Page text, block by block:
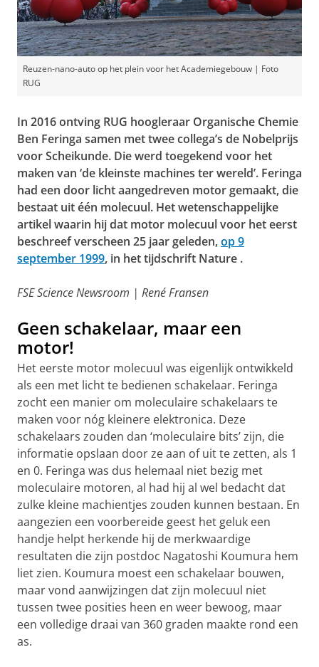
Reuzen-nano-auto op het plein voor het Academiegebouw | Foto
RUG
In 2016 ontving RUG hoogleraar Organische Chemie
Ben Feringa samen met twee collega’s de Nobelprijs
voor Scheikunde. Die werd toegekend voor het
maken van ‘de kleinste machines ter wereld’. Feringa
had een door licht aangedreven motor gemaakt, die
bestaat uit één molecuul. Het wetenschappelijke
artikel waarin hij dat motor molecuul voor het eerst
beschreef verscheen 25 jaar geleden,op 9
september 1999, in het tijdschrift Nature .
FSE Science Newsroom | René Fransen
Geen schakelaar, maar een
motor!
Het eerste motor molecuul was eigenlijk ontwikkeld
als een met licht te bedienen schakelaar. Feringa
zocht een manier om moleculaire schakelaars te
maken voor nóg kleinere elektronica. Deze
schakelaars zouden dan ‘moleculaire bits’ zijn, die
informatie opslaan door ze aan of uit te zetten, als 1
en 0. Feringa was dus helemaal niet bezig met
moleculaire motoren, al had hij al wel bedacht dat
zulke kleine machientjes zouden kunnen bestaan. En
aangezien een voorbereide geest het geluk een
handje helpt herkende hij de merkwaardige
resultaten die zijn postdoc Nagatoshi Koumura hem
liet zien. Koumura moest een schakelaar bouwen,
maar vond aanwijzingen dat zijn molecuul niet
tussen twee posities heen en weer bewoog, maar
een volledige draai van 360 graden maakte rond een
as.